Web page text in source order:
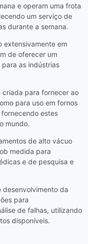
e operam uma frota
um serviço de
durante a semana.
extensivamente em
de oferecer um
as indústrias
criada para fornecer ao
para uso em fornos
estes
mundo.
de alto vácuo
medida para
e de pesquisa e
da
para
de falhas, utilizando
disponíveis.